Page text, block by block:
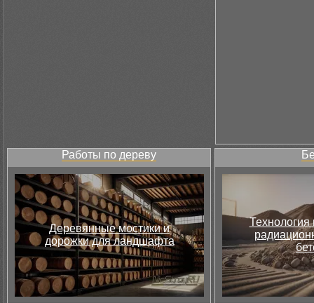
Работы по дереву
Деревянные мостики и
дорожки для ландшафта
Технология